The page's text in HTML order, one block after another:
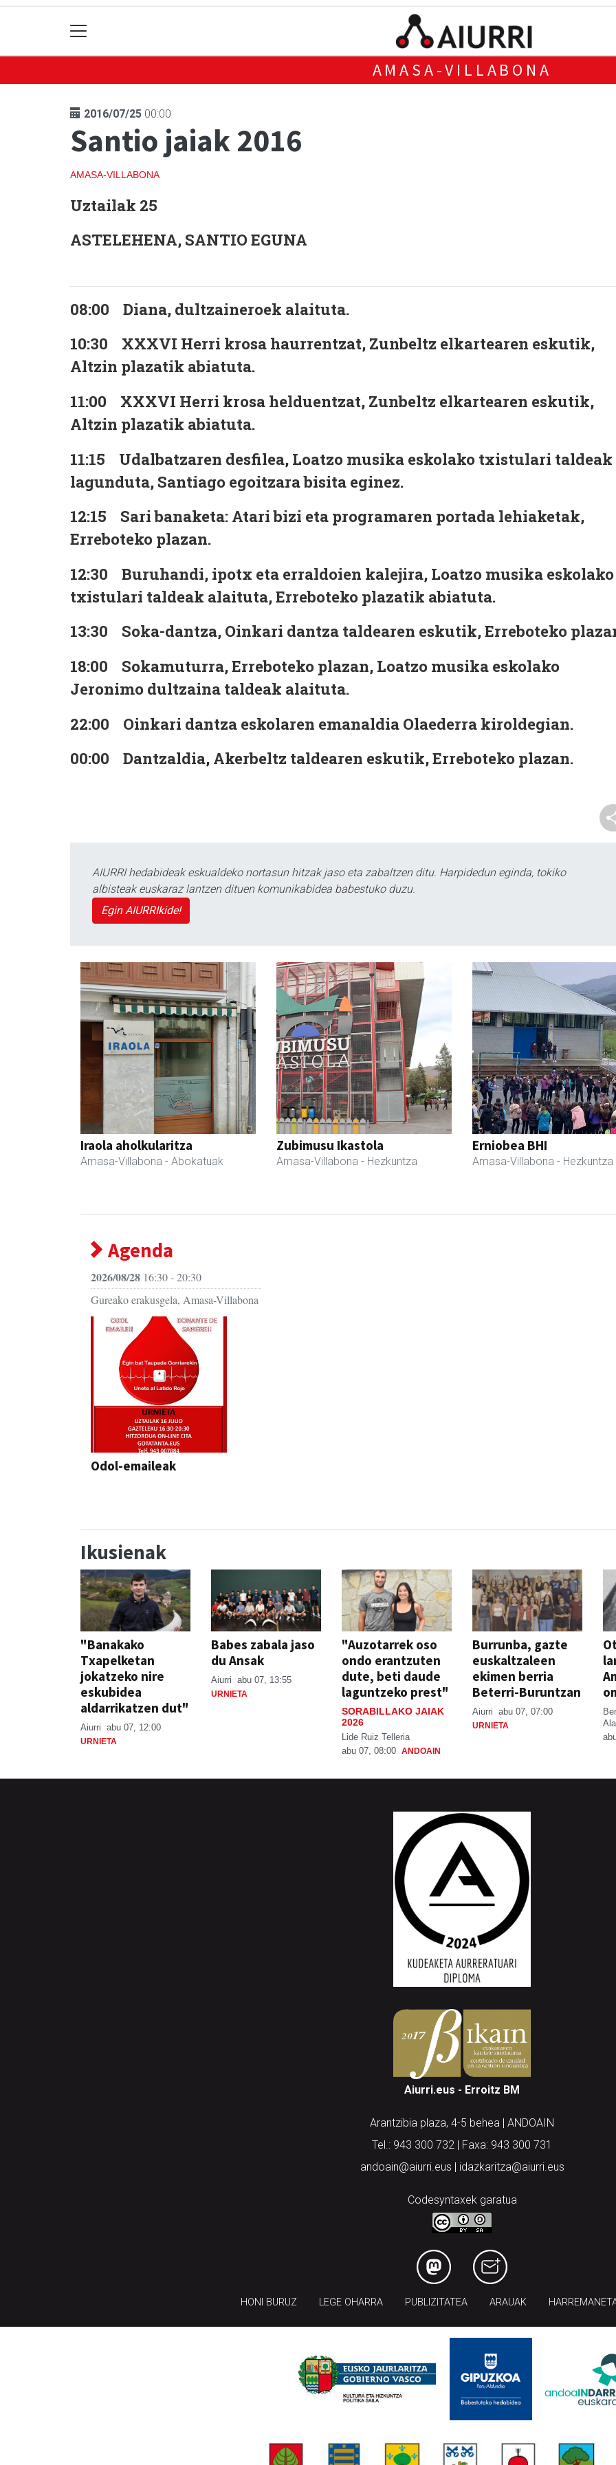
AMASA-VILLABONA
2016/07/25 00:00
Santio jaiak 2016
AMASA-VILLABONA
Uztailak 25
ASTELEHENA, SANTIO EGUNA
08:00 Diana, dultzaineroek alaituta.
10:30 XXXVI Herri krosa haurrentzat, Zunbeltz elkartearen eskutik,
Altzin plazatik abiatuta.
11:00 XXXVI Herri krosa helduentzat, Zunbeltz elkartearen eskutik,
Altzin plazatik abiatuta.
11:15 Udalbatzaren desfilea, Loatzo musika eskolako txistulari taldeak
lagunduta, Santiago egoitzara bisita eginez.
12:15
Sari banaketa: Atari bizi eta programaren portada lehiaketak,
Erreboteko plazan.
12:30
Buruhandi, ipotx eta erraldoien kalejira, Loatzo musika eskolako
txistulari taldeak alaituta, Erreboteko plazatik abiatuta.
13:30 Soka-dantza, Oinkari dantza taldearen eskutik, Erreboteko
18:00 Sokamuturra, Erreboteko plazan, Loatzo musika eskolako
Jeronimo dultzaina taldeak alaituta.
22:00 Oinkari dantza eskolaren emanaldia Olaederra kiroldegian.
00:00 Dantzaldia, Akerbeltz taldearen eskutik, Erreboteko plazan.
AIURRI hedabideak eskualdeko nortasun hitzak jaso eta zabaltzen ditu. Harpidedun eginda, tokiko
albisteak euskaraz lantzen dituen komunikabidea babestuko duzu.
Egin AIURRIkide!
Iraola aholkularitza
Amasa-Villabona - Abokatuak
Zubimusu Ikastola
Amasa-Villabona - Hezkuntza
Erniobea BHI
Amasa-Villabona - Hezkuntza
Agenda
2026/08/28 16:30 - 20:30
Gureako erakusgela, Amasa-Villabona
Odol-emaileak
Ikusienak
"Banakako
Txapelketan
jokatzeko nire
eskubidea
aldarrikatzen dut"
Aiurri abu 07, 12:00
URNIETA
Babes zabala jaso
du Ansak
Aiurri abu 07, 13:55
URNIETA
"Auzotarrek oso
ondo erantzuten
dute, beti daude
laguntzeko prest"
SORABILLAKO JAIAK
2026
Lide Ruiz Telleria
abu 07, 08:00 ANDOAIN
Burrunba, gazte
euskaltzaleen
ekimen berria
Beterri-Buruntzan
Aiurri abu 07, 07:00
URNIETA
Aiurri.eus - Erroitz BM
Arantzibia plaza, 4-5 behea | ANDOAIN
Tel.: 943 300 732 | Faxa: 943 300 731
andoain@aiurri.eus | idazkaritza@aiurri.eus
Codesyntaxek garatua
HONI BURUZ LEGE OHARRA PUBLIZITATEA ARAUAK